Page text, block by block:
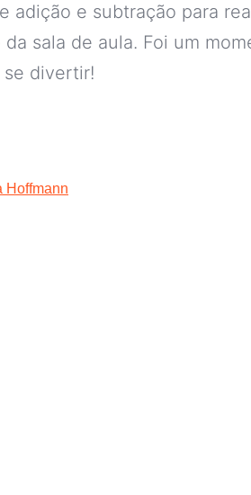
adição e subtração para
sala de aula. Foi um
se divertir!
Hoffmann